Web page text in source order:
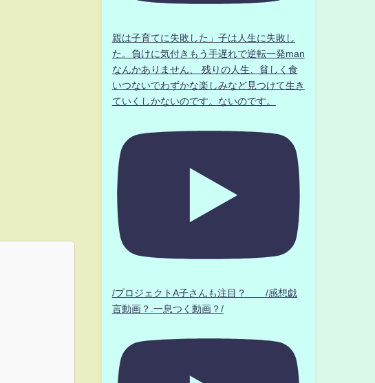
親は子育てに失敗した」子は人生に失敗し
た。負けに気付きもう手遅れで逆転一発man
なんかありません、 残りの人生、貧しく食
いつないでわずかな楽しみなど見つけて生き
ていくしかないのです。ないのです。
/プロジェクトA子さんも注目？ /感想戯
言動画？.一息つく動画？/